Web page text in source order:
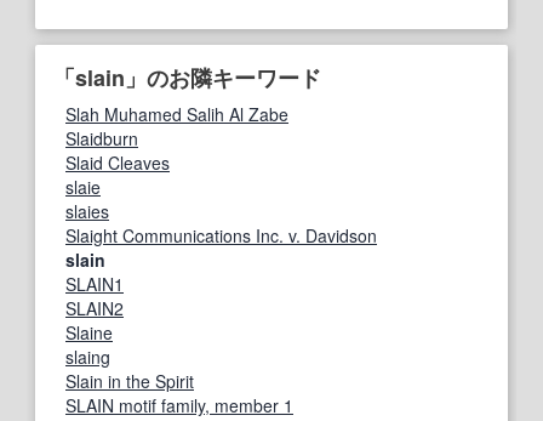
「slain」のお隣キーワード
Slah Muhamed Salih Al Zabe
Slaidburn
Slaid Cleaves
slaie
slaies
Slaight Communications Inc. v. Davidson
slain
SLAIN1
SLAIN2
Slaine
slaing
Slain in the Spirit
SLAIN motif family, member 1